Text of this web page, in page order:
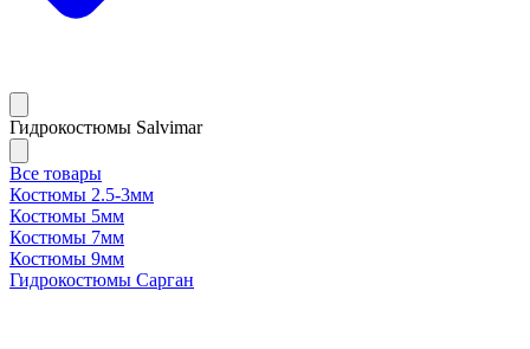
Гидрокостюмы Salvimar
Все товары
Костюмы 2.5-3мм
Костюмы 5мм
Костюмы 7мм
Костюмы 9мм
Гидрокостюмы Сарган